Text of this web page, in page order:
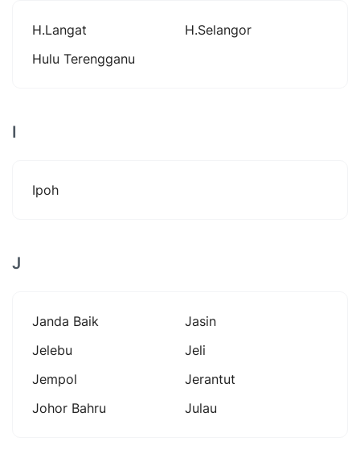
H.langat
H.selangor
Hulu Terengganu
I
Ipoh
J
Janda Baik
Jasin
Jelebu
Jeli
Jempol
Jerantut
Johor Bahru
Julau